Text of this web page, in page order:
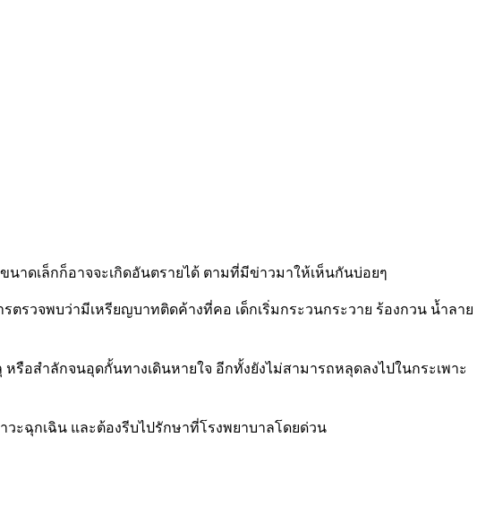
าดเล็กก็อาจจะเกิดอันตรายได้ ตามที่มีข่าวมาให้เห็นกันบ่อยๆ
ตรวจพบว่ามีเหรียญบาทติดค้างที่คอ เด็กเริ่มกระวนกระวาย ร้องกวน น้ำลาย
อสำลักจนอุดกั้นทางเดินหายใจ อีกทั้งยังไม่สามารถหลุดลงไปในกระเพาะ
ะฉุกเฉิน และต้องรีบไปรักษาที่โรงพยาบาลโดยด่วน